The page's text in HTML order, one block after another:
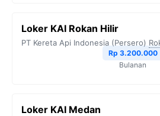
Loker KAI Rokan Hilir
PT Kereta Api Indonesia (Persero)
Rp 3.200.000
Bulanan
Loker KAI Medan